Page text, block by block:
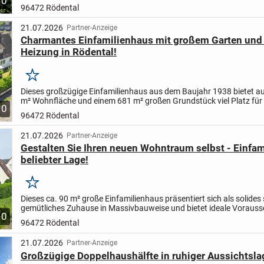
von Oberwohlsbach. Hier erwartet Sie ein Zuhause, das...
96472 Rödental
21.07.2026 Partner-Anzeige
Charmantes Einfamilienhaus mit großem Garten und
Heizung in Rödental!
Merken
Dieses großzügige Einfamilienhaus aus dem Baujahr 1938 bietet
m² Wohnfläche und einem 681 m² großen Grundstück viel Platz für
Das Erdgeschoss verfügt über zwei...
96472 Rödental
21.07.2026 Partner-Anzeige
Gestalten Sie Ihren neuen Wohntraum selbst -
beliebter Lage!
Merken
Dieses ca. 90 m² große Einfamilienhaus präsentiert sich als solides
gemütliches Zuhause in Massivbauweise und bietet ideale
für Paare oder kleine Familien, die Wert auf Ruhe,...
96472 Rödental
21.07.2026 Partner-Anzeige
Großzügige Doppelhaushälfte in ruhiger